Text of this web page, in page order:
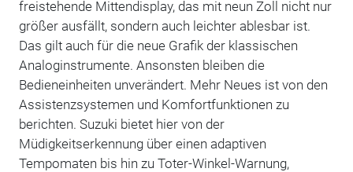
freistehende Mittendisplay, das mit neun Zoll nicht nur
größer ausfällt, sondern auch leichter ablesbar ist.
Das gilt auch für die neue Grafik der klassischen
Analoginstrumente. Ansonsten bleiben die
Bedieneinheiten unverändert. Mehr Neues ist von den
Assistenzsystemen und Komfortfunktionen zu
berichten. Suzuki bietet hier von der
Müdigkeitserkennung über einen adaptiven
Tempomaten bis hin zu Toter-Winkel-Warnung,